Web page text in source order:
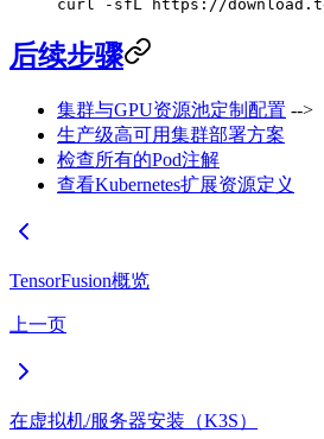
curl
-sfL https://
后续步骤
集群与GPU资源池定制配置 -->
生产级高可用集群部署方案
检查所有的Pod注解
查看Kubernetes扩展资源定义
TensorFusion概览
上一页
在虚拟机/服务器安装（K3S）